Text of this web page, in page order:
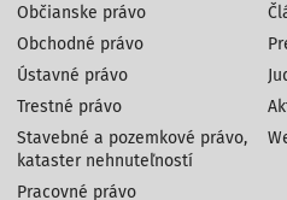
Občianske právo
Obchodné právo
Ústavné právo
Trestné právo
Stavebné a pozemkové právo,
kataster nehnuteľností
Pracovné právo